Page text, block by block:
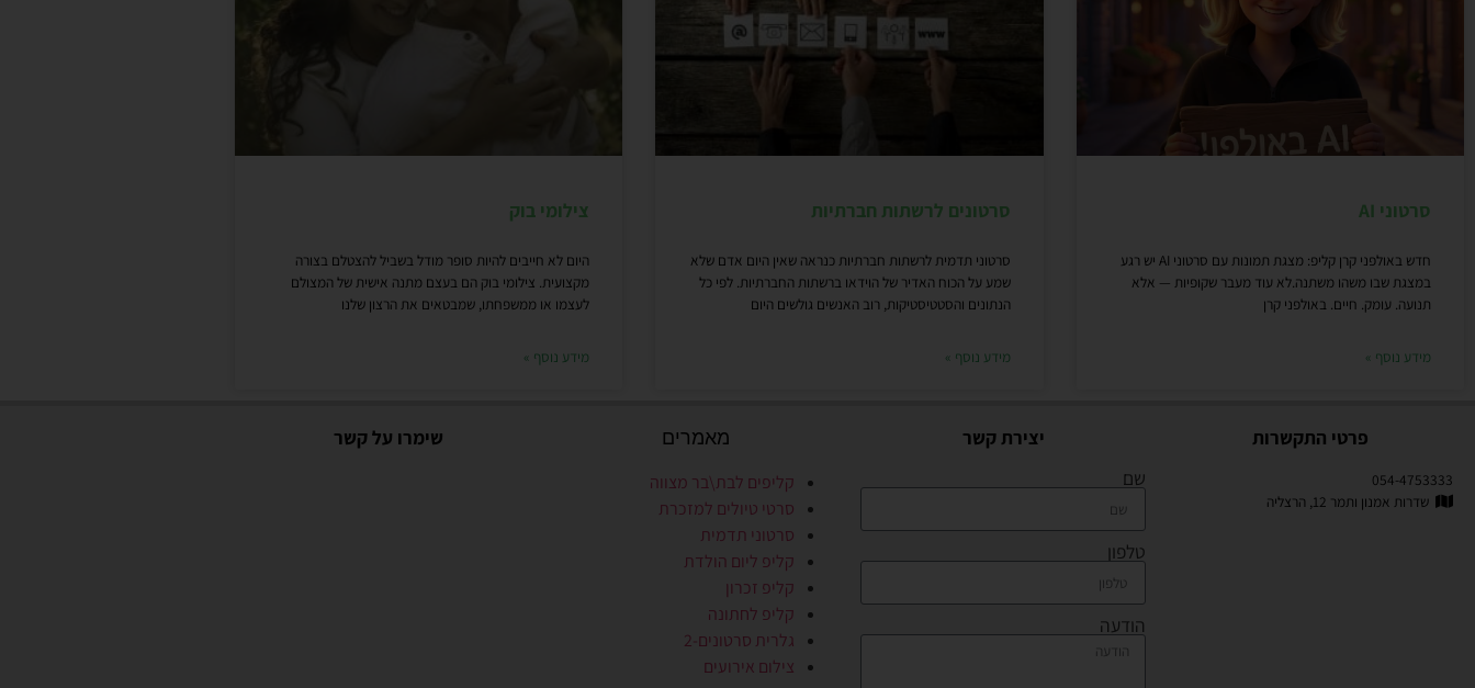
סרטוני AI
חדש באולפני קרן קליפ: מצגת תמונות עם סרטוני AI יש רגע
במצגת שבו משהו משתנה.לא עוד מעבר שקופיות — אלא
תנועה. עומק. חיים. באולפני קרן
מידע נוסף »
סרטונים לרשתות חברתיות
סרטוני תדמית לרשתות חברתיות כנראה שאין היום אדם שלא
שמע על הכוח האדיר של הוידאו ברשתות החברתיות. לפי כל
הנתונים והסטטיסטיקות, רוב האנשים גולשים היום
מידע נוסף »
צילומי בוק
היום לא חייבים להיות סופר מודל בשביל להצטלם בצורה
מקצועית. צילומי בוק הם בעצם מתנה אישית של המצולם
לעצמו או ממשפחתו, שמבטאים את הרצון שלנו
מידע נוסף »
פרטי התקשרות
054-4753333
שדרות אמנון ותמר 12, הרצליה
יצירת קשר
שם
טלפון
הודעה
מאמרים
קליפים לבת\בר מצווה
סרטי טיולים למזכרת
סרטוני תדמית
קליפ ליום הולדת
קליפ זכרון
קליפ לחתונה
גלרית סרטונים-2
צילום אירועים
שימרו על קשר